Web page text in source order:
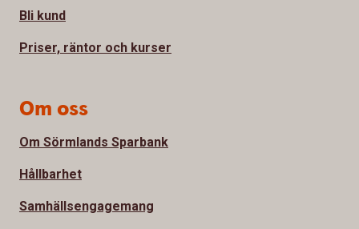
Bli kund
Priser, räntor och kurser
Om oss
Om Sörmlands Sparbank
Hållbarhet
Samhällsengagemang